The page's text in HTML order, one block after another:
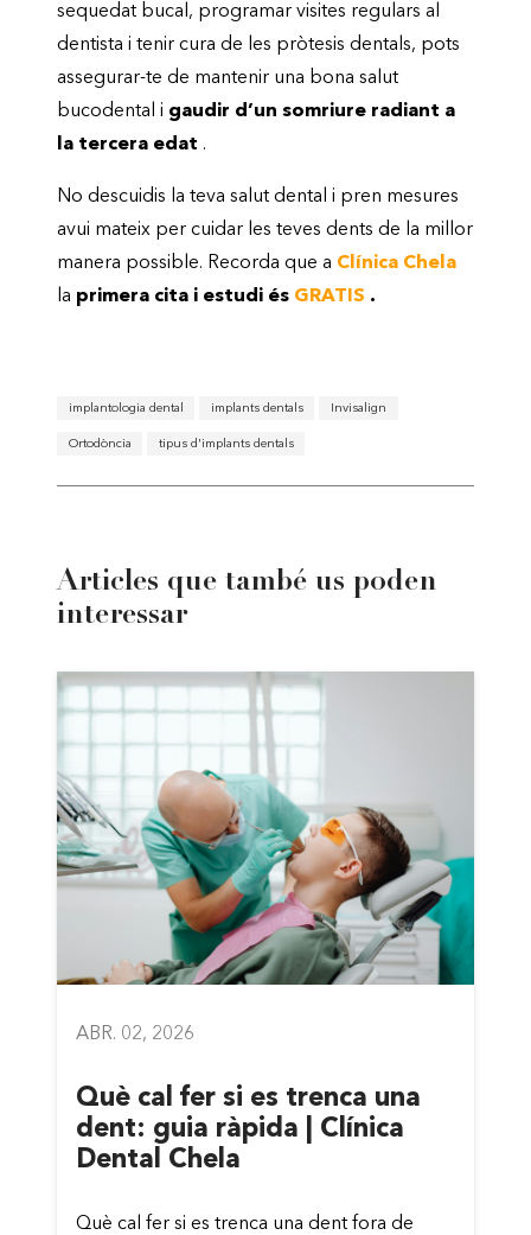
sequedat bucal, programar visites regulars al
dentista i tenir cura de les pròtesis dentals, pots
assegurar-te de mantenir una bona salut
bucodental i gaudir d’un somriure radiant a
la tercera edat .
No descuidis la teva salut dental i pren mesures
avui mateix per cuidar les teves dents de la millor
manera possible. Recorda que a Clínica Chela
la primera cita i estudi és GRATIS .
implantologia dental implants dentals Invisalign
Ortodòncia tipus d'implants dentals
Articles que també us poden
interessar
ABR. 02, 2026
Què cal fer si es trenca una
dent: guia ràpida | Clínica
Dental Chela
Què cal fer si es trenca una dent fora de